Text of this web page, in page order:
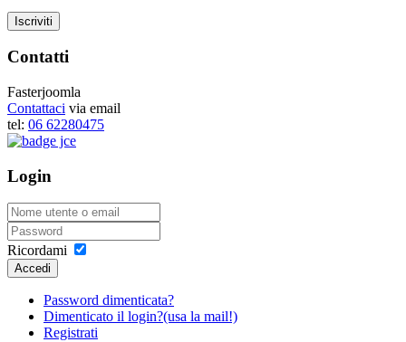
Contatti
Fasterjoomla
Contattaci via email
tel: 06 62280475
Login
Ricordami
Accedi
Password dimenticata?
Dimenticato il login?(usa la mail!)
Registrati